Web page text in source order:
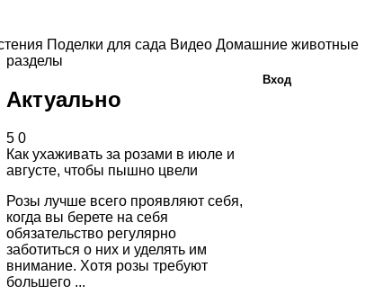
Поделки для сада Видео Домашние животные
разделы
Актуально
5 0
Как ухаживать за розами в июле и
августе, чтобы пышно цвели
Розы лучше всего проявляют себя,
когда вы берете на себя
обязательство регулярно
заботиться о них и уделять им
внимание. Хотя розы требуют
большего ...
Вход